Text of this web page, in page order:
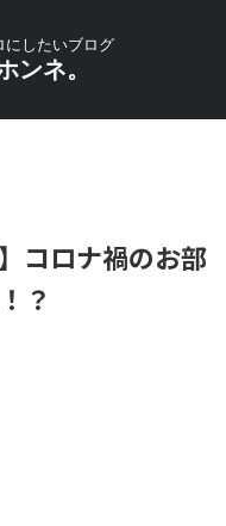
にしたいブログ
ンネ。
コロナ禍のお部
？